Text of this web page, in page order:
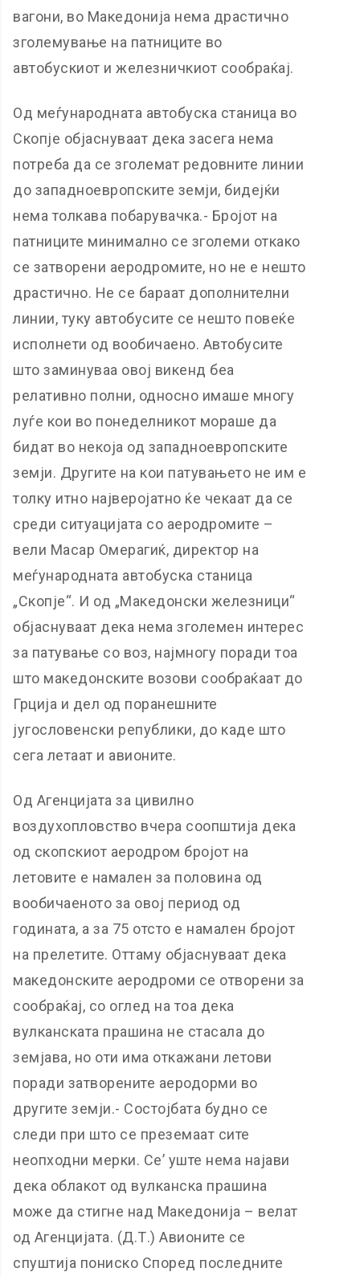
вагони, во Македонија нема драстично
зголемување на патниците во
автобускиот и железничкиот сообраќај.
Од меѓународната автобуска станица во
Скопје објаснуваат дека засега нема
потреба да се зголемат редовните линии
до западноевропските земји, бидејќи
нема толкава побарувачка.- Бројот на
патниците минимално се зголеми откако
се затворени аеродромите, но не е нешто
драстично. Не се бараат дополнителни
линии, туку автобусите се нешто повеќе
исполнети од вообичаено. Автобусите
што заминуваа овој викенд беа
релативно полни, односно имаше многу
луѓе кои во понеделникот мораше да
бидат во некоја од западноевропските
земји. Другите на кои патувањето не им е
толку итно најверојатно ќе чекаат да се
среди ситуацијата со аеродромите –
вели Масар Омерагиќ, директор на
меѓународната автобуска станица
„Скопје“. И од „Македонски железници“
објаснуваат дека нема зголемен интерес
за патување со воз, најмногу поради тоа
што македонските возови сообраќаат до
Грција и дел од поранешните
југословенски републики, до каде што
сега летаат и авионите.
Од Агенцијата за цивилно
воздухопловство вчера соопштија дека
од скопскиот аеродром бројот на
летовите е намален за половина од
вообичаеното за овој период од
годината, а за 75 отсто е намален бројот
на прелетите. Оттаму објаснуваат дека
македонските аеродроми се отворени за
сообраќај, со оглед на тоа дека
вулканската прашина не стасала до
земјава, но оти има откажани летови
поради затворените аеродорми во
другите земји.- Состојбата будно се
следи при што се преземаат сите
неопходни мерки. Се’ уште нема најави
дека облакот од вулканска прашина
може да стигне над Македонија – велат
од Агенцијата. (Д.Т.) Авионите се
спуштија пониско Според последните